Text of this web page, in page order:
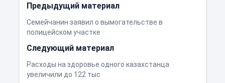
Предыдущий материал
Семейчанин заявил о вымогательстве в
полицейском участке
Следующий материал
Расходы на здоровье одного казахстанца
увеличили до 122 тыс